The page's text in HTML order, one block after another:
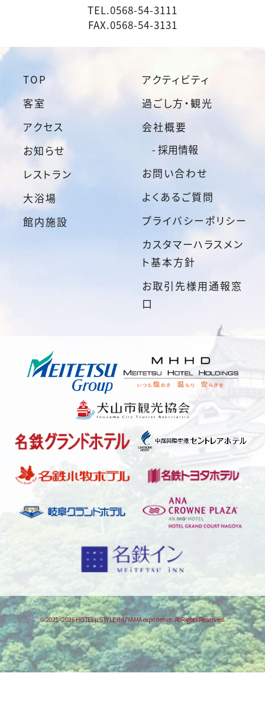
TEL.0568-54-3111
FAX.0568-54-3131
TOP
客室
アクセス
お知らせ
レストラン
大浴場
館内施設
アクティビティ
過ごし方・観光
会社概要
- 採用情報
お問い合わせ
よくあるご質問
プライバシーポリシー
カスタマーハラスメン
ト基本方針
お取引先様用通報窓
口
© 2021–2026 HOTEL μ STYLE INUYAMA experience. All Rights Reserved.